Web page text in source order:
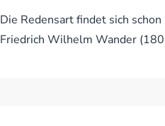
Die Redensart findet sich
Friedrich Wilhelm Wander